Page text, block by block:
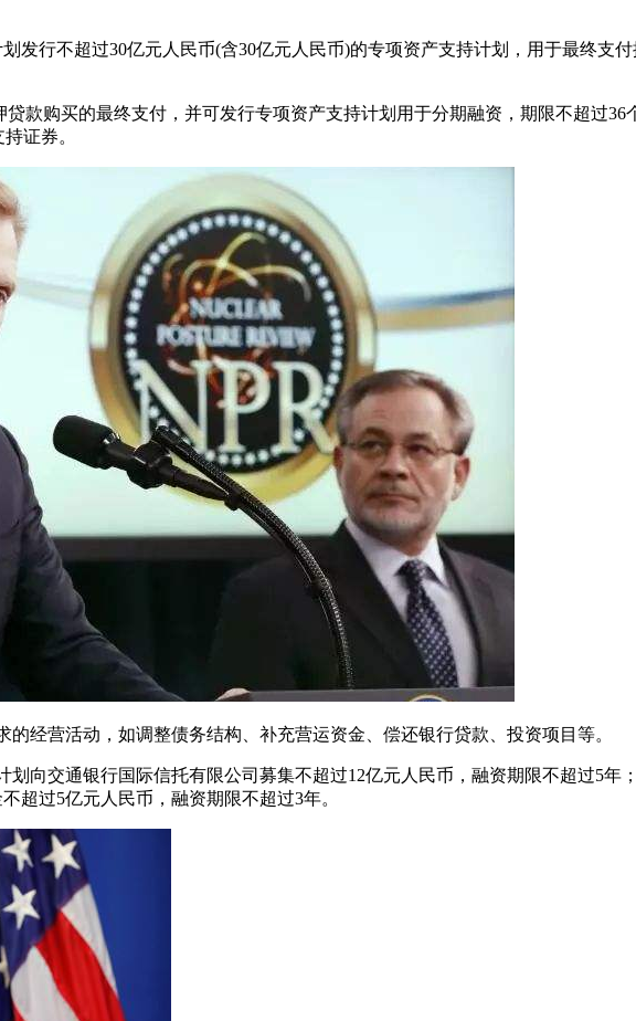
发行不超过30亿元人民币(含30亿元人民币)的专项资产支持计划，用于最终支
款购买的最终支付，并可发行专项资产支持计划用于分期融资，期限不超过
证券。
经营活动，如调整债务结构、补充营运资金、偿还银行贷款、投资项目等。
划向交通银行国际信托有限公司募集不超过12亿元人民币，融资期限不超过5年
超过5亿元人民币，融资期限不超过3年。